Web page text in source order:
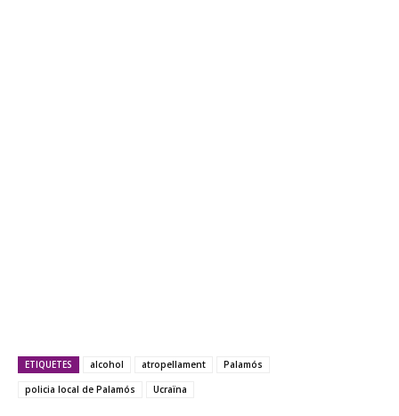
ETIQUETES alcohol atropellament
Palamós
policia local de Palamós
Ucraïna